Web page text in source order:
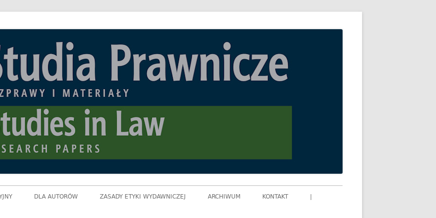
i Materiały
DLA AUTORÓW ZASADY ETYKI WYDAWNICZEJ ARCHIWUM KONTAKT